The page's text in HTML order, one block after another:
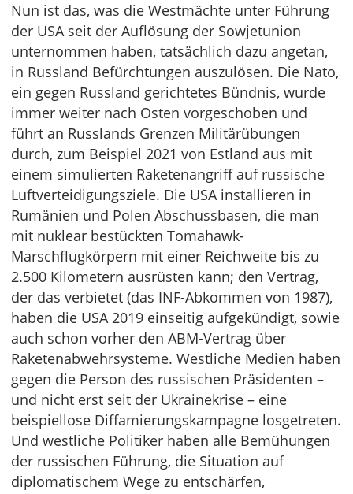
Nun ist das, was die Westmächte unter Führung
der USA seit der Auflösung der Sowjetunion
unternommen haben, tatsächlich dazu angetan,
in Russland Befürchtungen auszulösen. Die Nato,
ein gegen Russland gerichtetes Bündnis, wurde
immer weiter nach Osten vorgeschoben und
führt an Russlands Grenzen Militärübungen
durch, zum Beispiel 2021 von Estland aus mit
einem simulierten Raketenangriff auf russische
Luftverteidigungsziele. Die USA installieren in
Rumänien und Polen Abschussbasen, die man
mit nuklear bestückten Tomahawk-
Marschflugkörpern mit einer Reichweite bis zu
2.500 Kilometern ausrüsten kann; den Vertrag,
der das verbietet (das INF-Abkommen von 1987),
haben die USA 2019 einseitig aufgekündigt, sowie
auch schon vorher den ABM-Vertrag über
Raketenabwehrsysteme. Westliche Medien haben
gegen die Person des russischen Präsidenten –
und nicht erst seit der Ukrainekrise – eine
beispiellose Diffamierungskampagne losgetreten.
Und westliche Politiker haben alle Bemühungen
der russischen Führung, die Situation auf
diplomatischem Wege zu entschärfen,